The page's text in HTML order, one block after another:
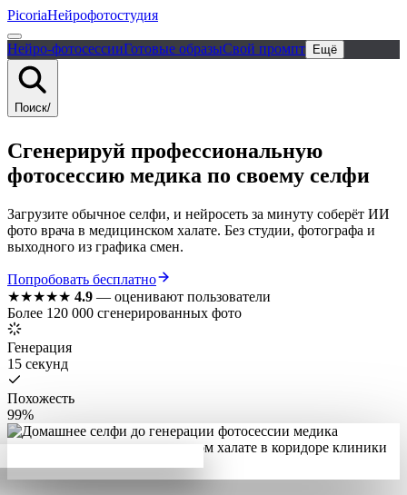
PicoriaНейрофотостудия
Нейро-фотосессииГотовые образыСвой промпт Ещё
Поиск/
Сгенерируй профессиональную
фотосессию медика по своему селфи
Загрузите обычное селфи, и нейросеть за минуту соберёт ИИ
фото врача в медицинском халате. Без студии, фотографа и
выходного из графика смен.
Попробовать бесплатно
★★★★★ 4.9 — оценивают пользователи
Более 120 000 сгенерированных фото
Генерация
15 секунд
Похожесть
99%